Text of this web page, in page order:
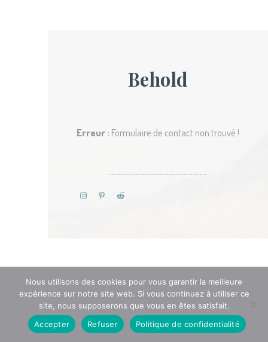
Behold
Erreur : Formulaire de contact non trouvé !
Nous utilisons des cookies pour vous garantir la meilleure
expérience sur notre site web. Si vous continuez à utiliser ce
site, nous supposerons que vous en êtes satisfait.
Accepter
Refuser Politique de confidentialité